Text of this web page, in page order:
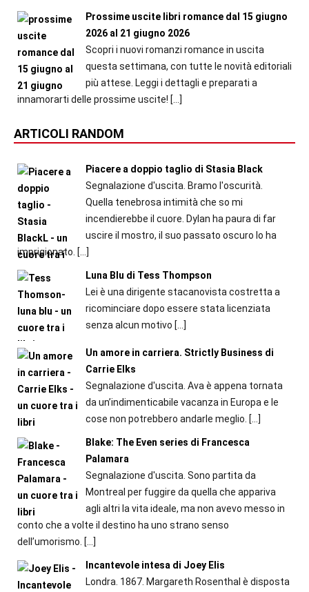
Prossime uscite libri romance dal 15 giugno
2026 al 21 giugno 2026
Scopri i nuovi romanzi romance in uscita
questa settimana, con tutte le novità editoriali
più attese. Leggi i dettagli e preparati a
innamorarti delle prossime uscite! […]
ARTICOLI RANDOM
Piacere a doppio taglio di Stasia Black
Segnalazione d'uscita. Bramo l'oscurità.
Quella tenebrosa intimità che so mi
incendierebbe il cuore. Dylan ha paura di far
uscire il mostro, il suo passato oscuro lo ha
imprigionato. […]
Luna Blu di Tess Thompson
Lei è una dirigente stacanovista costretta a
ricominciare dopo essere stata licenziata
senza alcun motivo […]
Un amore in carriera. Strictly Business di
Carrie Elks
Segnalazione d'uscita. Ava è appena tornata
da un’indimenticabile vacanza in Europa e le
cose non potrebbero andarle meglio. […]
Blake: The Even series di Francesca
Palamara
Segnalazione d'uscita. Sono partita da
Montreal per fuggire da quella che appariva
agli altri la vita ideale, ma non avevo messo in
conto che a volte il destino ha uno strano senso
dell’umorismo. […]
Incantevole intesa di Joey Elis
Londra. 1867. Margareth Rosenthal è disposta